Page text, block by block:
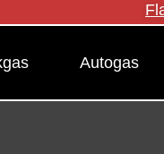
Autogas